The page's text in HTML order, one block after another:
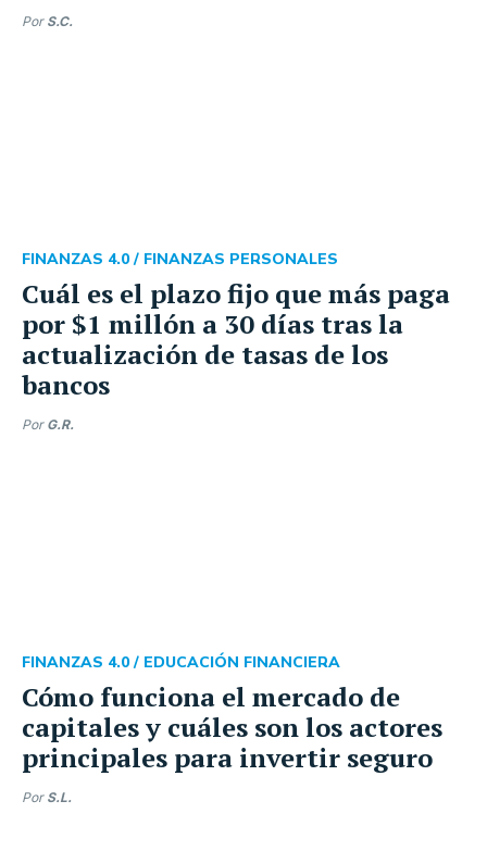
Por S.C.
Cuál es el plazo fijo que más paga
por $1 millón a 30 días tras la
actualización de tasas de los
bancos
FINANZAS 4.0 / FINANZAS PERSONALES
Por G.R.
Cómo funciona el mercado de
capitales y cuáles son los actores
principales para invertir seguro
FINANZAS 4.0 / EDUCACIÓN FINANCIERA
Por S.L.